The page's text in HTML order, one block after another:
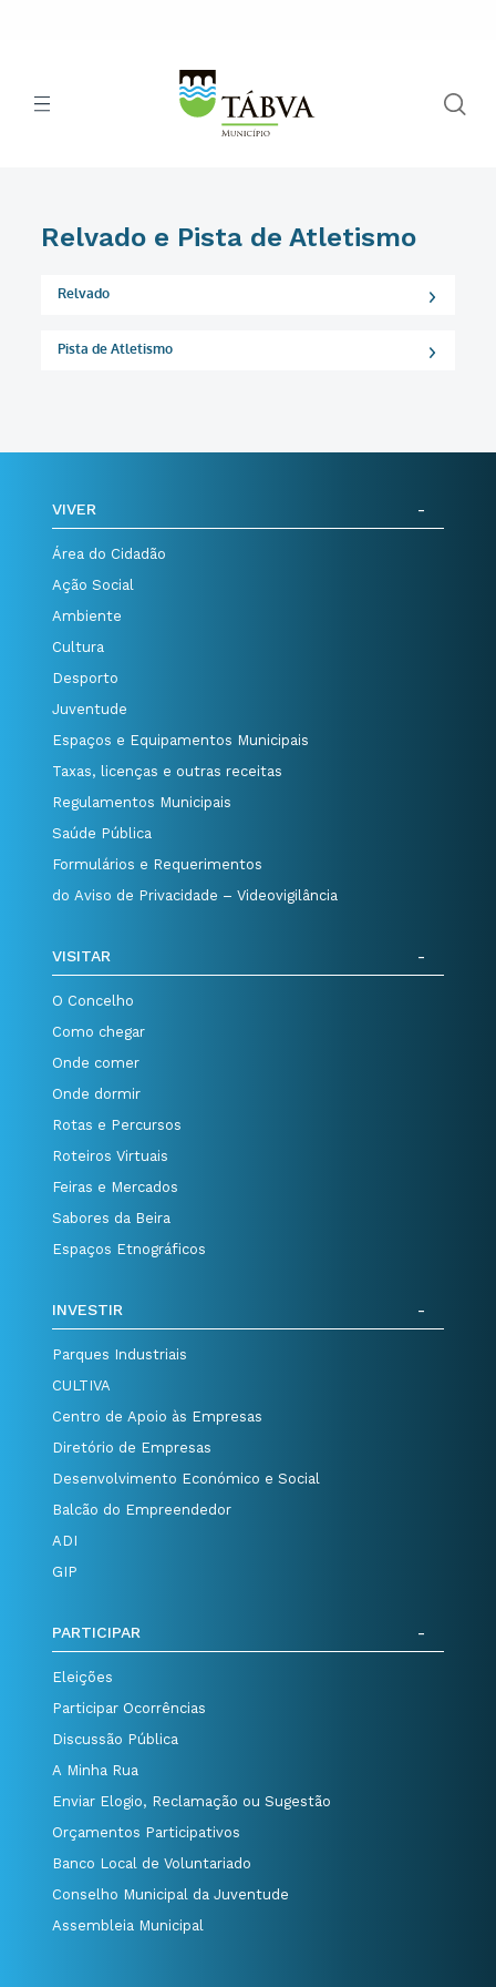
Relvado e Pista de Atletismo
Relvado
Pista de Atletismo
VIVER
Área do Cidadão
Ação Social
Ambiente
Cultura
Desporto
Juventude
Espaços e Equipamentos Municipais
Taxas, licenças e outras receitas
Regulamentos Municipais
Saúde Pública
Formulários e Requerimentos
do Aviso de Privacidade – Videovigilância
VISITAR
O Concelho
Como chegar
Onde comer
Onde dormir
Rotas e Percursos
Roteiros Virtuais
Feiras e Mercados
Sabores da Beira
Espaços Etnográficos
INVESTIR
Parques Industriais
CULTIVA
Centro de Apoio às Empresas
Diretório de Empresas
Desenvolvimento Económico e Social
Balcão do Empreendedor
ADI
GIP
PARTICIPAR
Eleições
Participar Ocorrências
Discussão Pública
A Minha Rua
Enviar Elogio, Reclamação ou Sugestão
Orçamentos Participativos
Banco Local de Voluntariado
Conselho Municipal da Juventude
Assembleia Municipal